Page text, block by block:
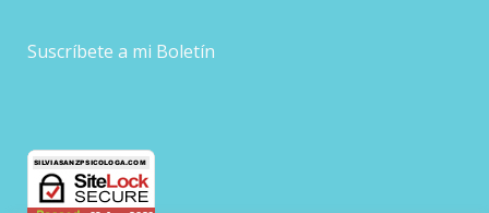
Suscríbete a mi Boletín